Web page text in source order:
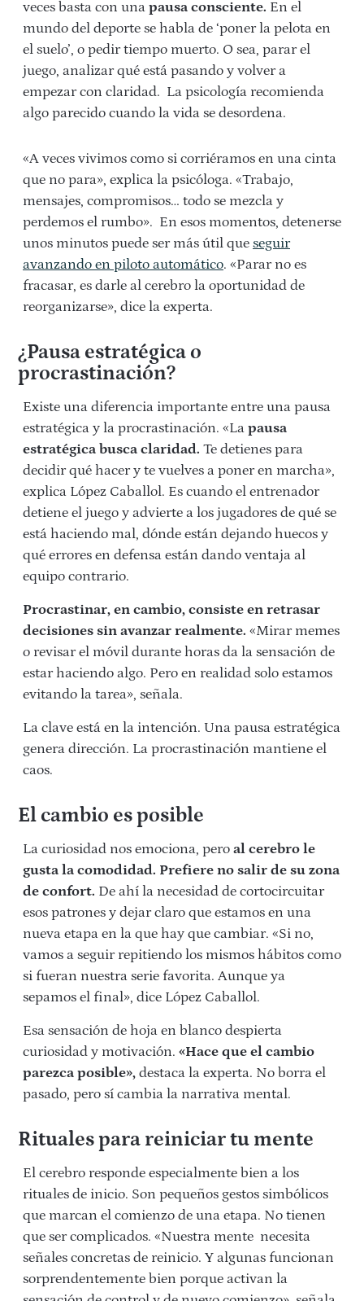
veces basta con una pausa consciente. En el
mundo del deporte se habla de ‘poner la pelota en
el suelo’, o pedir tiempo muerto. O sea, parar el
juego, analizar qué está pasando y volver a
empezar con claridad. La psicología recomienda
algo parecido cuando la vida se desordena.
«A veces vivimos como si corriéramos en una cinta
que no para», explica la psicóloga. «Trabajo,
mensajes, compromisos… todo se mezcla y
perdemos el rumbo». En esos momentos, detenerse
unos minutos puede ser más útil que seguir
avanzando en piloto automático. «Parar no es
fracasar, es darle al cerebro la oportunidad de
reorganizarse», dice la experta.
¿Pausa estratégica o
procrastinación?
Existe una diferencia importante entre una pausa
estratégica y la procrastinación. «La pausa
estratégica busca claridad. Te detienes para
decidir qué hacer y te vuelves a poner en marcha»,
explica López Caballol. Es cuando el entrenador
detiene el juego y advierte a los jugadores de qué se
está haciendo mal, dónde están dejando huecos y
qué errores en defensa están dando ventaja al
equipo contrario.
Procrastinar, en cambio, consiste en retrasar
decisiones sin avanzar realmente. «Mirar memes
o revisar el móvil durante horas da la sensación de
estar haciendo algo. Pero en realidad solo estamos
evitando la tarea», señala.
La clave está en la intención. Una pausa estratégica
genera dirección. La procrastinación mantiene el
caos.
El cambio es posible
La curiosidad nos emociona, pero al cerebro le
gusta la comodidad. Prefiere no salir de su zona
de confort. De ahí la necesidad de cortocircuitar
esos patrones y dejar claro que estamos en una
nueva etapa en la que hay que cambiar. «Si no,
vamos a seguir repitiendo los mismos hábitos como
si fueran nuestra serie favorita. Aunque ya
sepamos el final», dice López Caballol.
Esa sensación de hoja en blanco despierta
curiosidad y motivación. «Hace que el cambio
parezca posible», destaca la experta. No borra el
pasado, pero sí cambia la narrativa mental.
Rituales para reiniciar tu mente
El cerebro responde especialmente bien a los
rituales de inicio. Son pequeños gestos simbólicos
que marcan el comienzo de una etapa. No tienen
que ser complicados. «Nuestra mente necesita
señales concretas de reinicio. Y algunas funcionan
sorprendentemente bien porque activan la